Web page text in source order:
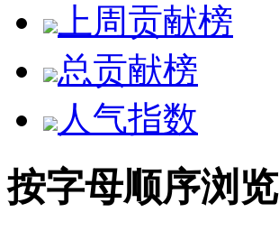
上周贡献榜
总贡献榜
人气指数
按字母顺序浏览